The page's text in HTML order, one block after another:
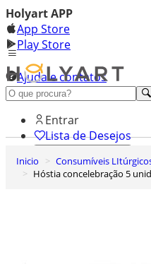
Holyart APP
App Store
Play Store
Ajuda e contatos
Conheça premium
Entrar
Lista de Desejos
0
Carrinho de Compras
Inicio Consumíveis
Hóstia concelebração 5